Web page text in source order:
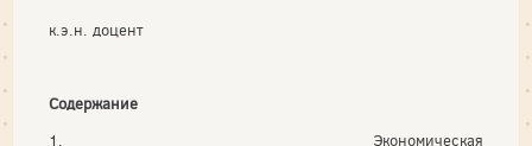
к.э.н. доцент
Содержание
1. Экономическая